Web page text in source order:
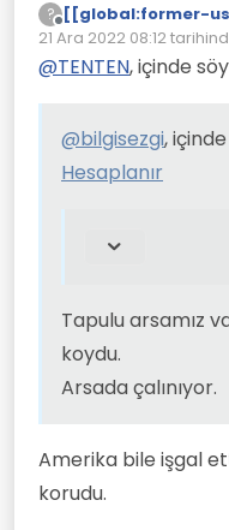
@phi
İşte
Tapulu
?
Çevrimdışı
[[global:former-
21 Ara 2022 08:12
Son düzenleyen:
@TENTEN, içinde
@bilgisezgi,
Hesaplanır
Tapulu arsamız
koydu.
Arsada çalınıyor.
Amerika bile işgal
korudu.